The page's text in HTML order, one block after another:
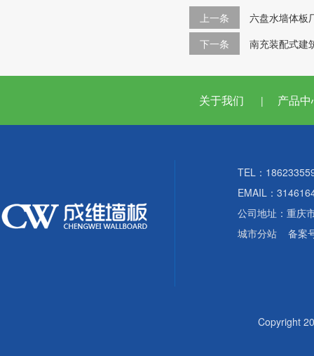
上一条
六盘水墙体板
下一条
南充装配式建
关于我们 | 产品
TEL：
EMAIL：
公司地址：重庆
城市分站 备案
Copyright